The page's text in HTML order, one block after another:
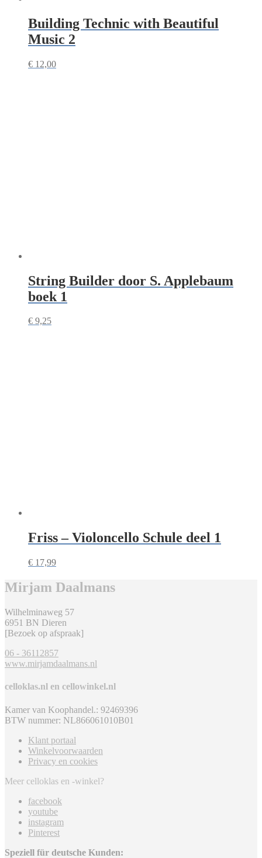
Building Technic with Beautiful
Music 2
€ 12,00
String Builder door S. Applebaum
boek 1
€ 9,25
Friss – Violoncello Schule deel 1
€ 17,99
Mirjam Daalmans
Wilhelminaweg 57
6951 BN Dieren
[Bezoek op afspraak]
06 - 36112857
www.mirjamdaalmans.nl
celloklas.nl en cellowinkel.nl
Kamer van Koophandel.: 92469396
BTW nummer: NL866061010B01
Klant portaal
Winkelvoorwaarden
Privacy en cookies
Meer celloklas en -winkel?
facebook
youtube
instagram
Pinterest
Speziell für deutsche Kunden: